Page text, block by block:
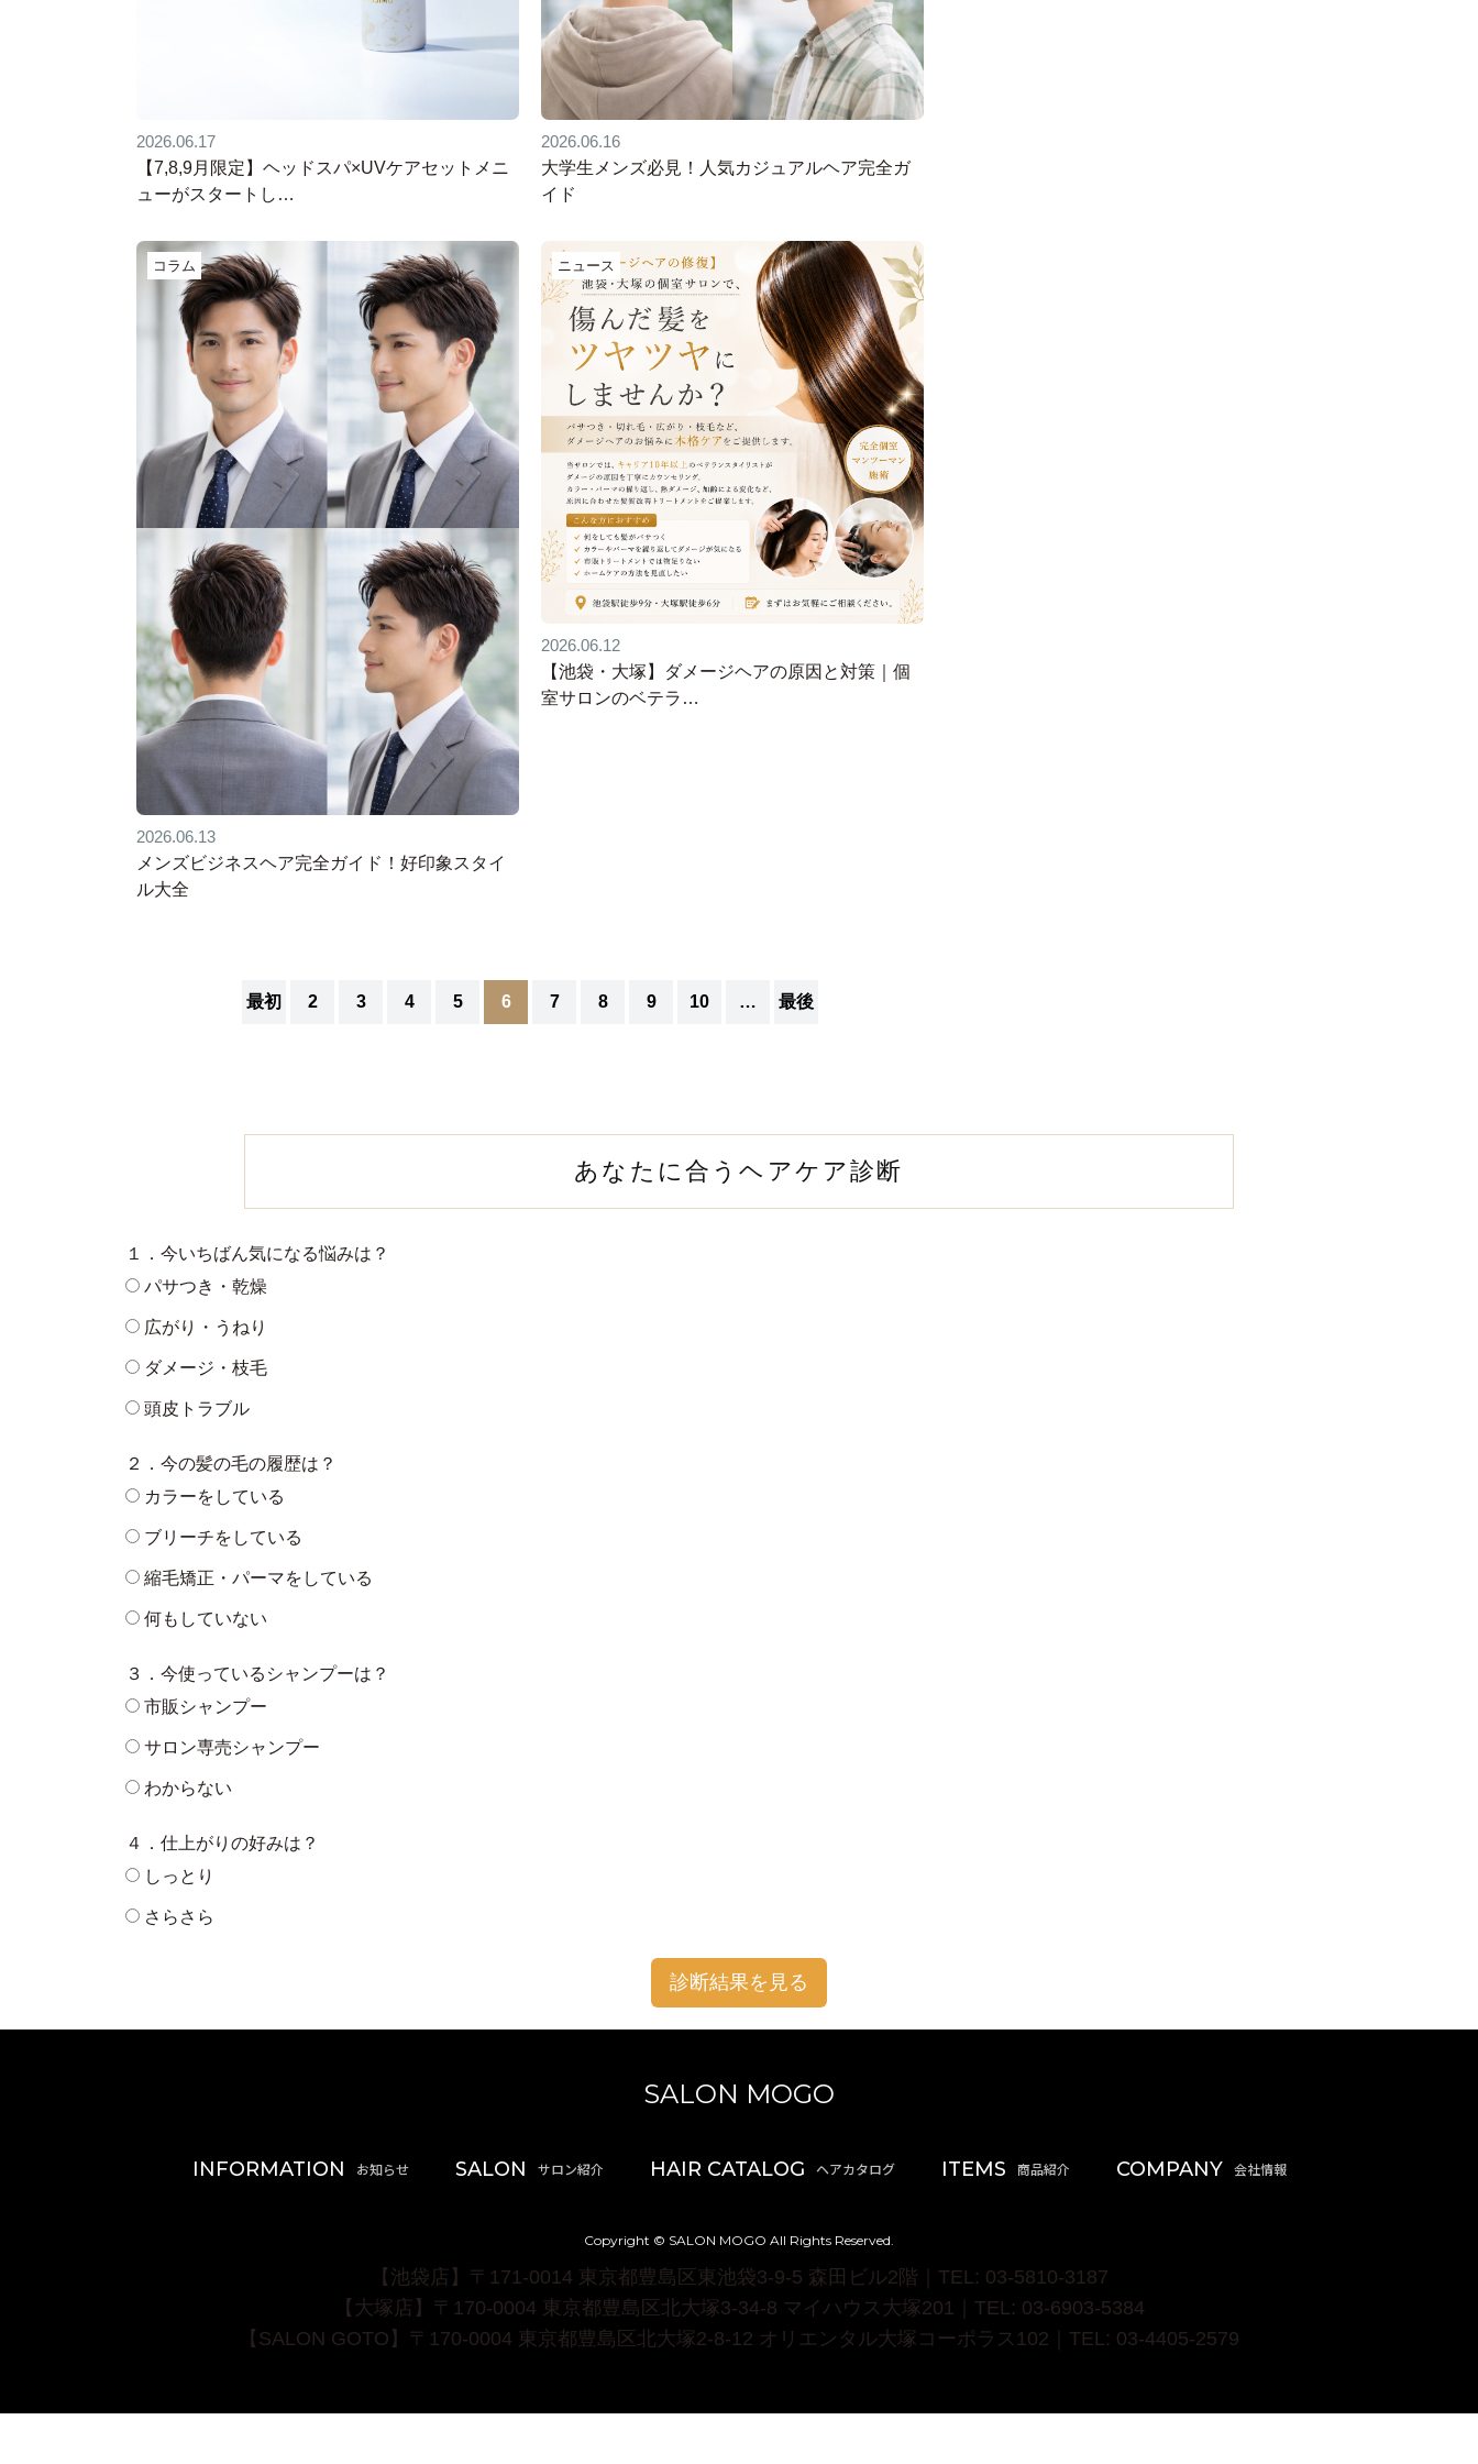
2026.06.17
【7,8,9月限定】ヘッドスパ×UVケアセットメニ
ューがスタートし…
2026.06.16
大学生メンズ必見！人気カジュアルヘア完全ガ
イド
コラム
2026.06.13
メンズビジネスヘア完全ガイド！好印象スタイ
ル大全
ニュース
2026.06.12
【池袋・大塚】ダメージヘアの原因と対策｜個
室サロンのベテラ…
最初 2 3 4 5 6 7 8 9 10 … 最後
あなたに合うヘアケア診断
１．今いちばん気になる悩みは？
パサつき・乾燥
広がり・うねり
ダメージ・枝毛
頭皮トラブル
２．今の髪の毛の履歴は？
カラーをしている
ブリーチをしている
縮毛矯正・パーマをしている
何もしていない
３．今使っているシャンプーは？
市販シャンプー
サロン専売シャンプー
わからない
４．仕上がりの好みは？
しっとり
さらさら
診断結果を見る
SALON MOGO
INFORMATION SALON HAIR CATALOG ITEMS COMPANY
Copyright © SALON MOGO All Rights Reserved.
【池袋店】〒171-0014 東京都豊島区東池袋3-9-5 森田ビル2階｜TEL: 03-5810-3187
【大塚店】〒170-0004 東京都豊島区北大塚3-34-8 マイハウス大塚201｜TEL: 03-6903-5384
【SALON GOTO】〒170-0004 東京都豊島区北大塚2-8-12 オリエンタル大塚コーポラス102｜TEL: 03-4405-2579